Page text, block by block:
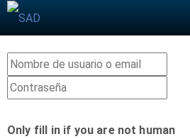
Only fill in if you are not human